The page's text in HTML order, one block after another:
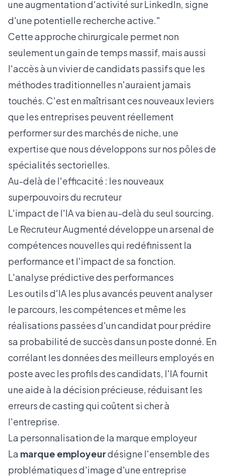
une augmentation d'activité sur LinkedIn, signe
d'une potentielle recherche active."
Cette approche chirurgicale permet non
seulement un gain de temps massif, mais aussi
l'accès à un vivier de candidats passifs que les
méthodes traditionnelles n'auraient jamais
touchés. C'est en maîtrisant ces nouveaux leviers
que les entreprises peuvent réellement
performer sur des marchés de niche, une
expertise que nous développons sur nos pôles de
spécialités sectorielles.
Au-delà de l'efficacité : les nouveaux
superpouvoirs du recruteur
L'impact de l'IA va bien au-delà du seul sourcing.
Le Recruteur Augmenté développe un arsenal de
compétences nouvelles qui redéfinissent la
performance et l'impact de sa fonction.
L'analyse prédictive des performances
Les outils d'IA les plus avancés peuvent analyser
le parcours, les compétences et même les
réalisations passées d'un candidat pour prédire
sa probabilité de succès dans un poste donné. En
corrélant les données des meilleurs employés en
poste avec les profils des candidats, l'IA fournit
une aide à la décision précieuse, réduisant les
erreurs de casting qui coûtent si cher à
l'entreprise.
La personnalisation de la marque employeur
La marque employeurdésigne l'ensemble des
problématiques d'image d'une entreprise